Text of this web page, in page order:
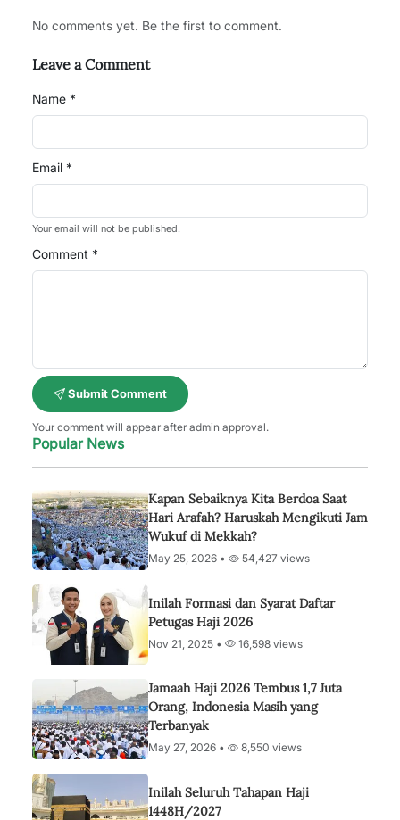
No comments yet. Be the first to comment.
Leave a Comment
Name *
Email *
Your email will not be published.
Comment *
Submit Comment
Your comment will appear after admin approval.
Popular News
Kapan Sebaiknya Kita Berdoa Saat
Hari Arafah? Haruskah Mengikuti Jam
Wukuf di Mekkah?
May 25, 2026 • 54,427 views
Inilah Formasi dan Syarat Daftar
Petugas Haji 2026
Nov 21, 2025 • 16,598 views
Jamaah Haji 2026 Tembus 1,7 Juta
Orang, Indonesia Masih yang
Terbanyak
May 27, 2026 • 8,550 views
Inilah Seluruh Tahapan Haji
1448H/2027